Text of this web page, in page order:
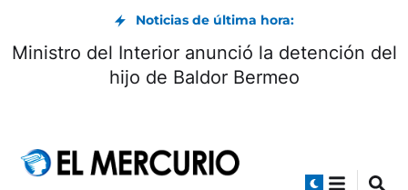
Noticias de última hora:
Vía Biblián-Zhud: circulación controlada
durante el feriado de agosto